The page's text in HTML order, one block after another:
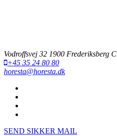
Vodroffsvej 32 1900 Frederiksberg C
+45 35 24 80 80
horesta@horesta.dk
SEND SIKKER MAIL